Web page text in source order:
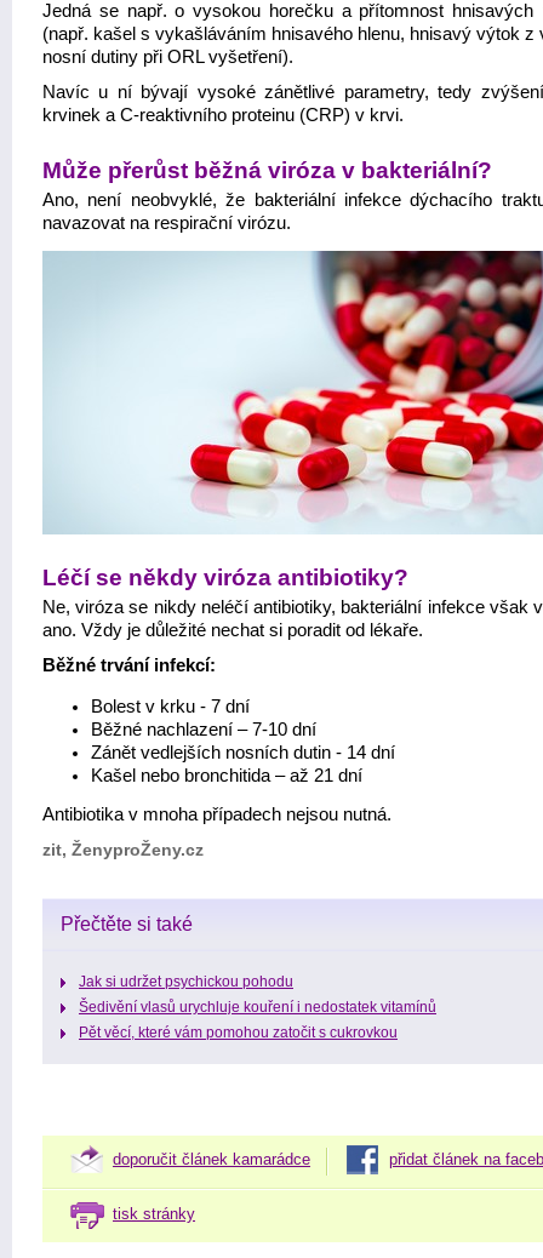
Jedná se např. o vysokou horečku a přítomnost hnisavých
(např. kašel s vykašláváním hnisavého hlenu, hnisavý výtok z
nosní dutiny při ORL vyšetření).
Navíc u ní bývají vysoké zánětlivé parametry, tedy
krvinek a C-reaktivního proteinu (CRP) v krvi.
Může přerůst běžná viróza v bakteriální?
Ano, není neobvyklé, že bakteriální infekce dýchacího
navazovat na respirační virózu.
Léčí se někdy viróza antibiotiky?
Ne, viróza se nikdy neléčí antibiotiky, bakteriální infekce však
ano. Vždy je důležité nechat si poradit od lékaře.
Běžné trvání infekcí:
Bolest v krku - 7 dní
Běžné nachlazení – 7-10 dní
Zánět vedlejších nosních dutin - 14 dní
Kašel nebo bronchitida – až 21 dní
Antibiotika v mnoha případech nejsou nutná.
zit, ŽenyproŽeny.cz
Přečtěte si také
Jak si udržet psychickou pohodu
Šedivění vlasů urychluje kouření i nedostatek vitamínů
Pět věcí, které vám pomohou zatočit s cukrovkou
doporučit článek kamarádce přidat článek na
tisk stránky